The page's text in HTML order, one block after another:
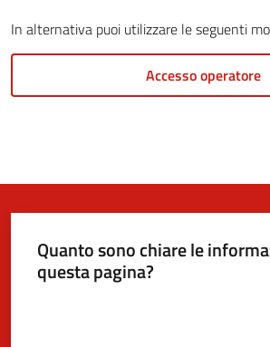
Servizi
line
gli
In alternativa puoi utilizzare le seguenti
Accesso operatore
Quanto sono chiare le
questa pagina?